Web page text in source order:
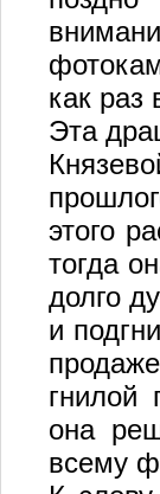
как раз
Эта
этого
тогда
долго
и
гнилой
она
всему